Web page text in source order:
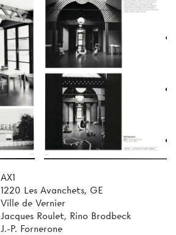
AX1
1220 Les Avanchets, GE
Ville de Vernier
Jacques Roulet, Rino Brodbeck
J.-P. Fornerone